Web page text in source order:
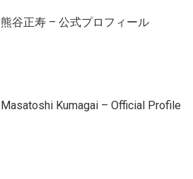
熊谷正寿 – 公式プロフィール
Masatoshi Kumagai – Official Profile